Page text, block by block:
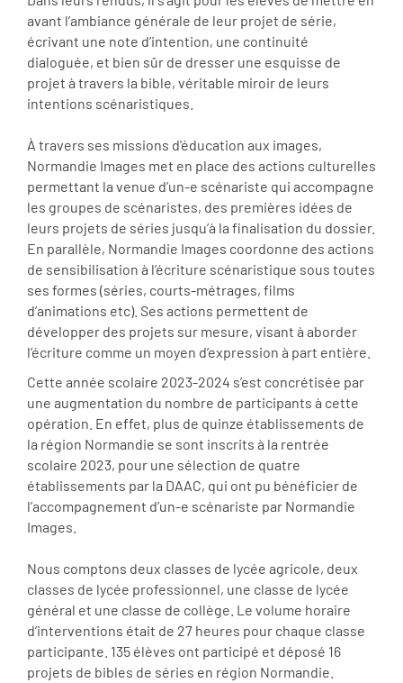
avant l’ambiance générale de leur projet de série,
écrivant une note d’intention, une continuité
dialoguée, et bien sûr de dresser une esquisse de
projet à travers la bible, véritable miroir de leurs
intentions scénaristiques.
À travers ses missions d'éducation aux images,
Normandie Images met en place des actions culturelles
permettant la venue d’un-e scénariste qui accompagne
les groupes de scénaristes, des premières idées de
leurs projets de séries jusqu’à la finalisation du dossier.
En parallèle, Normandie Images coordonne des actions
de sensibilisation à l’écriture scénaristique sous toutes
ses formes (séries, courts-métrages, films
d’animations etc). Ses actions permettent de
développer des projets sur mesure, visant à aborder
l’écriture comme un moyen d’expression à part entière.
Cette année scolaire 2023-2024 s’est concrétisée par
une augmentation du nombre de participants à cette
opération. En effet, plus de quinze établissements de
la région Normandie se sont inscrits à la rentrée
scolaire 2023, pour une sélection de quatre
établissements par la DAAC, qui ont pu bénéficier de
l’accompagnement d’un-e scénariste par Normandie
Images.
Nous comptons deux classes de lycée agricole, deux
classes de lycée professionnel, une classe de lycée
général et une classe de collège. Le volume horaire
d’interventions était de 27 heures pour chaque classe
participante. 135 élèves ont participé et déposé 16
projets de bibles de séries en région Normandie.